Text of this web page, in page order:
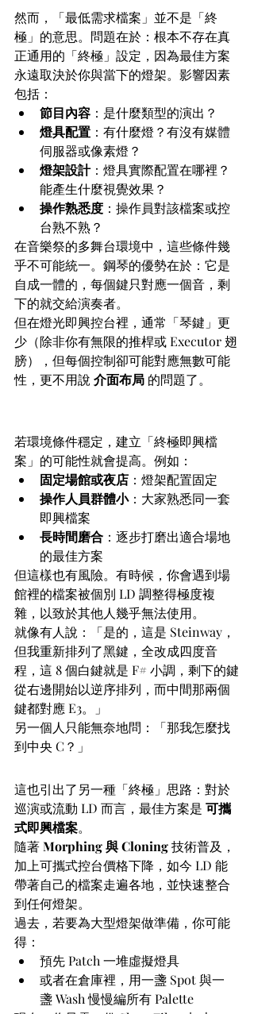
然而，「最低需求檔案」並不是「終
極」的意思。問題在於：根本不存在真
正通用的「終極」設定，因為最佳方案
永遠取決於你與當下的燈架。影響因素
包括：
節目內容 ：是什麼類型的演出？
燈具配置 ：有什麼燈？有沒有媒體
伺服器或像素燈？
燈架設計：燈具實際配置在哪裡？
能產生什麼視覺效果？
操作熟悉度 ：操作員對該檔案或控
台熟不熟？
在音樂祭的多舞台環境中，這些條件幾
乎不可能統一。鋼琴的優勢在於：它是
自成一體的，每個鍵只對應一個音，剩
下的就交給演奏者。
但在燈光即興控台裡，通常「琴鍵」更
少（除非你有無限的推桿或 Executor 翅
膀），但每個控制卻可能對應無數可能
性，更不用說 介面布局 的問題了。
若環境條件穩定，建立「終極即興檔
案」的可能性就會提高。例如：
固定場館或夜店 ：燈架配置固定
操作人員群體小：大家熟悉同一套
即興檔案
長時間磨合 ：逐步打磨出適合場地
的最佳方案
但這樣也有風險。有時候，你會遇到場
館裡的檔案被個別 LD 調整得極度複
雜，以致於其他人幾乎無法使用。
就像有人說：「是的，這是 Steinway，
但我重新排列了黑鍵，全改成四度音
程，這 8 個白鍵就是 F# 小調，剩下的鍵
從右邊開始以逆序排列，而中間那兩個
鍵都對應 E3。」
另一個人只能無奈地問：「那我怎麼找
到中央 C？」
這也引出了另一種「終極」思路：對於
巡演或流動 LD 而言，最佳方案是 可攜
式即興檔案。
隨著 Morphing 與 Cloning 技術普及，
加上可攜式控台價格下降，如今 LD 能
帶著自己的檔案走遍各地，並快速整合
到任何燈架。
過去，若要為大型燈架做準備，你可能
得：
預先 Patch 一堆虛擬燈具
或者在倉庫裡，用一盞 Spot 與一
盞 Wash 慢慢編所有 Palette